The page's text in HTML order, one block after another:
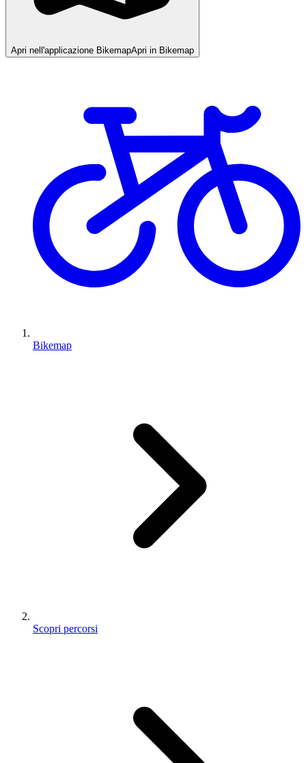
Apri nell'applicazione BikemapApri in Bikemap
Bikemap
Scopri percorsi